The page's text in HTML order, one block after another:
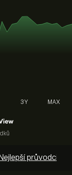
3Y MAX
Nejlepší průvodci >